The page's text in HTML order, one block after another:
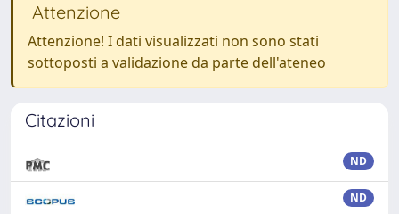
Attenzione
Attenzione! I dati visualizzati non sono stati
sottoposti a validazione da parte dell'ateneo
Citazioni
ND
ND